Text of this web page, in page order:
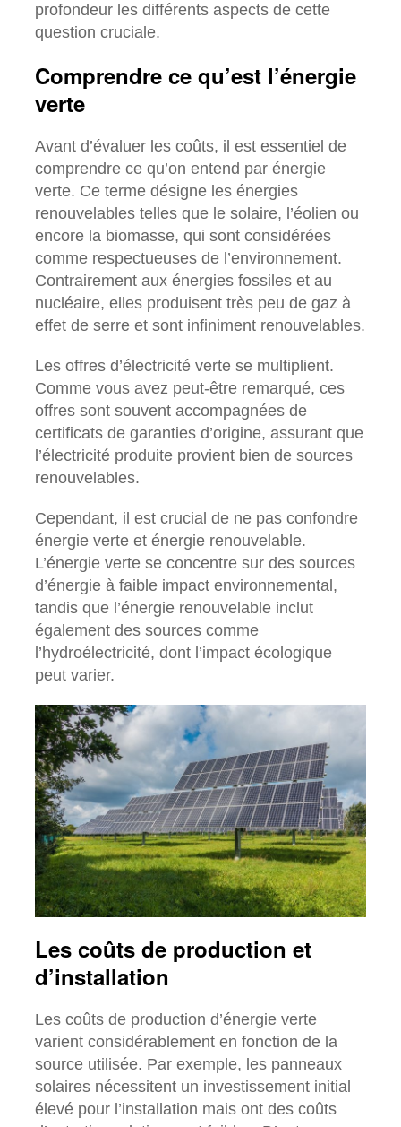
profondeur les différents aspects de cette
question cruciale.
Comprendre ce qu’est l’énergie
verte
Avant d’évaluer les coûts, il est essentiel de
comprendre ce qu’on entend par énergie
verte. Ce terme désigne les énergies
renouvelables telles que le solaire, l’éolien ou
encore la biomasse, qui sont considérées
comme respectueuses de l’environnement.
Contrairement aux énergies fossiles et au
nucléaire, elles produisent très peu de gaz à
effet de serre et sont infiniment renouvelables.
Les offres d’électricité verte se multiplient.
Comme vous avez peut-être remarqué, ces
offres sont souvent accompagnées de
certificats de garanties d’origine, assurant que
l’électricité produite provient bien de sources
renouvelables.
Cependant, il est crucial de ne pas confondre
énergie verte et énergie renouvelable.
L’énergie verte se concentre sur des sources
d’énergie à faible impact environnemental,
tandis que l’énergie renouvelable inclut
également des sources comme
l’hydroélectricité, dont l’impact écologique
peut varier.
Les coûts de production et
d’installation
Les coûts de production d’énergie verte
varient considérablement en fonction de la
source utilisée. Par exemple, les panneaux
solaires nécessitent un investissement initial
élevé pour l’installation mais ont des coûts